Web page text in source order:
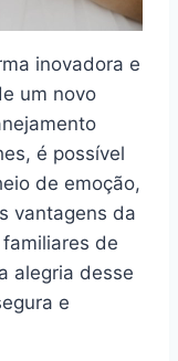
inovadora e
um novo
é possível
de emoção,
vantagens da
de
alegria desse
e